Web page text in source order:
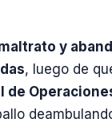
y
, luego de